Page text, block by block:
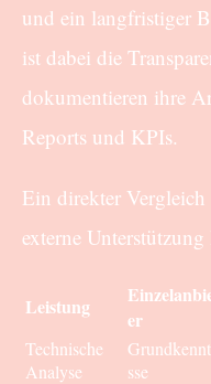
und ein langfristiger
ist dabei die
dokumentieren ihre
Reports und KPIs.
Ein direkter
externe
Leistung
er
Technische
Analyse
sse